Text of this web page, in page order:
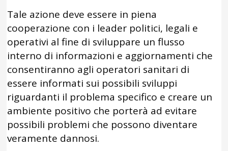
Tale azione deve essere in piena
cooperazione con i leader politici, legali e
operativi al fine di sviluppare un flusso
interno di informazioni e aggiornamenti che
consentiranno agli operatori sanitari di
essere informati sui possibili sviluppi
riguardanti il ​​problema specifico e creare un
ambiente positivo che porterà ad evitare
possibili problemi che possono diventare
veramente dannosi.